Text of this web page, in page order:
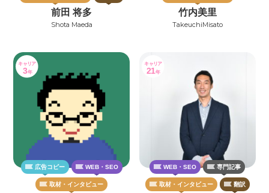
前田 将多
Shota Maeda
竹内美里
TakeuchiMisato
キャリア
3年
広告コピー WEB・SEO
取材・インタビュー
キャリア
21年
WEB・SEO 専門記事
取材・インタビュー 翻訳